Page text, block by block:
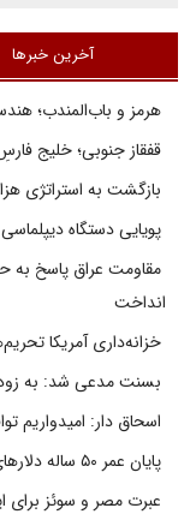
آخرین خبرها
هرمز و باب‌المندب؛
قفقاز جنوبی؛ خلیج فارسِ
بازگشت به استراتژی
پویایی دستگاه
مقاومت عراق پاسخ به
انداخت
خزانه‌داری آمریکا
بسنت مدعی شد: به
اسحاق دار: امیدواریم
پایان عمر ۵۰ ساله دلارهای نفتی به دست ایران
عبرت مصر و سوئز برای